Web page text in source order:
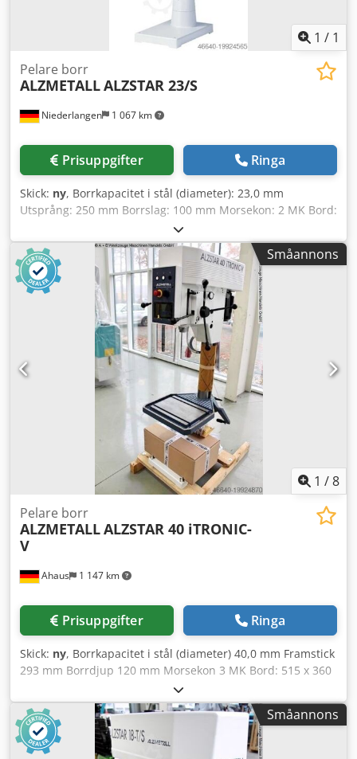
1 / 1
Niederlangen 1 067 km
Pelare borr
ALZMETALLALZSTAR 23/S
Prisuppgifter Ringa
Skick: ny, Borrkapacitet i stål (diameter): 23,0 mm
Utsprång: 250 mm Borrslag: 100 mm Morsekon: 2 MK Bord:
370 x 300 mm Varvtal: 225 - 4300 varv/min Crodsxabwzepfx
Am Ejf Pelardiameter: 90,0 mm Avstånd spindel/bord: 140 /
670 mm Motoreffekt: 0,6 / 0,95 kW Vikt: 175 kg Maskinhöjd:
1770 mm Utrustning: - Svamptryckknapp (låsningsbar) för
nödstopp - Vridomkopplare för höger-/vänstergång -
Motorskyddsbrytare - Steglös varvtalsreglering - Digital
varvtalsindikator - Skyddsklass IP 54 - Anslutningskontakt
(färdigmonterad, kabellängd 2 m) - Spindelskydd med
elektrisk säkerhet - Lackering: DD-struktur-lack ljusgrå RAL
7035, antracit RAL 7016
Småannons
1 /8
Ahaus 1 147 km
Pelare borr
ALZMETALLALZSTAR 40 iTRONIC-
V
Prisuppgifter Ringa
Skick: ny, Borrkapacitet i stål (diameter) 40,0 mm Framstick
293 mm Borrdjup 120 mm Morsekon 3 MK Bord: 515 x 360
mm Varvtal 160 - 2250 varv/min Pelardiameter 115 mm
Matning 0,10 + 0,20 mm/varv Credpsxab Rhsfx Am Eof T-
spår 2 x 14 x 224 mm Avstånd spindel/bord 117 / 701 mm
Motoreffekt 1,45 / 1,90 kW Vikt 285 kg Maskinhöjd 1840 mm
NY ALZMETALL MODELLSERIE 7" TFT - LCD-display med
Småannons